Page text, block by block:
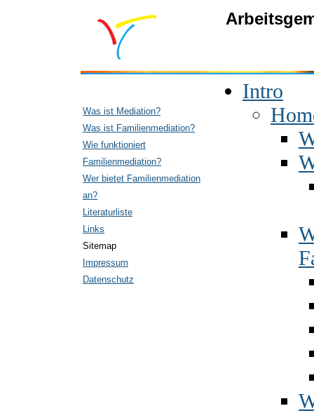
Was ist Mediation?
Was ist Familienmediation?
Wie funktioniert
Familienmediation?
Wer bietet Familienmediation
an?
Literaturliste
Links
Sitemap
Impressum
Datenschutz
Intro